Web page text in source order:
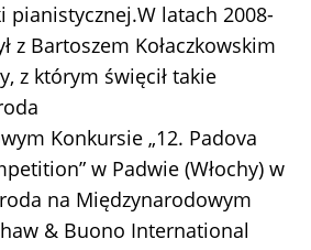
pianistycznej.W latach 2008-
z Bartoszem Kołaczkowskim
z którym święcił takie
Konkursie „12. Padova
w Padwie (Włochy) w
na Międzynarodowym
& Buono International